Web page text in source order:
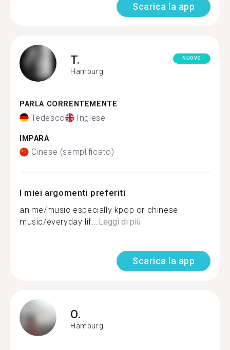
Scarica la app
T.
Hamburg
NUOVO
PARLA CORRENTEMENTE
Tedesco Inglese
IMPARA
Cinese (semplificato)
I miei argomenti preferiti
anime/music especially kpop or chinese
music/everyday lif...Leggi di più
Scarica la app
O.
Hamburg